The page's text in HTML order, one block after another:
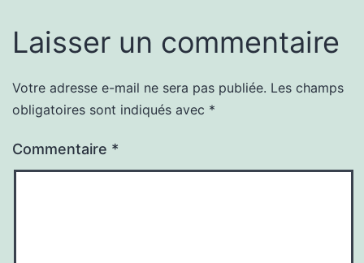
Laisser un commentaire
Votre adresse e-mail ne sera pas publiée. Les champs
obligatoires sont indiqués avec *
Commentaire *